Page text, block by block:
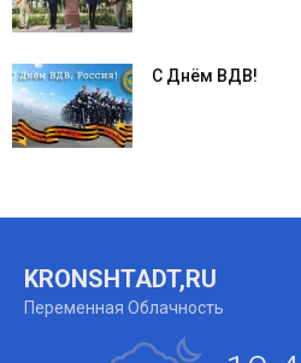
С Днём ВДВ!
KRONSHTADT,RU
Переменная Облачность